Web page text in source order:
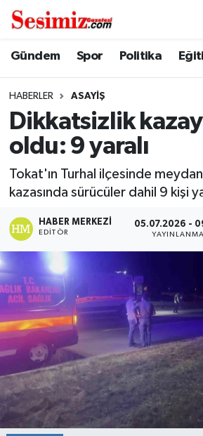
Gündem Spor Politika
HABERLER ASAYIŞ
Dikkatsizlik
oldu: 9 yaralı
Tokat'ın Turhal ilçesinde
kazasında sürücüler dahil 9 kişi
HABER MERKEZI
EDITÖR
05.07.2026 -
YAYINLANMA
Dünya
Ekonomi
Gündem
Magazin
Politika
Sağlık
Spor
Teknoloji
Tokat Haberleri
Nöbetçi Eczaneler
Hava Durumu
Namaz Vakitleri
Trafik Durumu
Süper Lig Puan Durumu ve
Tüm Manşetler
Son Dakika Haberleri
Haber Arşivi